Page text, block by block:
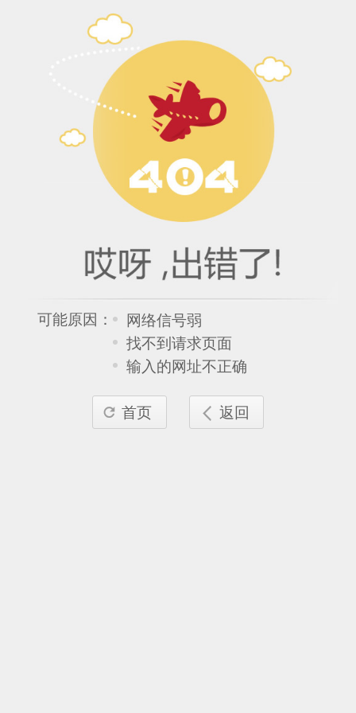
可能原因：
网络信号弱
找不到请求页面
输入的网址不正确
 首页  返回